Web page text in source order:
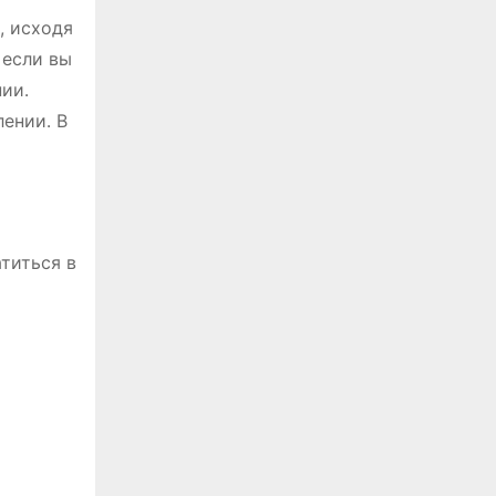
исходя
вы
В
в